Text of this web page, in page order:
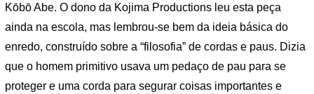
Kōbō Abe. O dono da Kojima Productions leu esta peça
ainda na escola, mas lembrou-se bem da ideia básica do
enredo, construído sobre a “filosofia” de cordas e paus. Dizia
que o homem primitivo usava um pedaço de pau para se
proteger e uma corda para segurar coisas importantes e